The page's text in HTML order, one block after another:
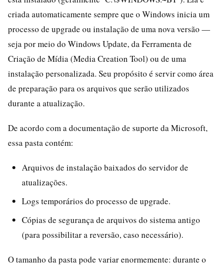
criada automaticamente sempre que o Windows inicia um
processo de upgrade ou instalação de uma nova versão —
seja por meio do Windows Update, da Ferramenta de
Criação de Mídia (Media Creation Tool) ou de uma
instalação personalizada. Seu propósito é servir como área
de preparação para os arquivos que serão utilizados
durante a atualização.
De acordo com a documentação de suporte da Microsoft,
essa pasta contém:
Arquivos de instalação baixados do servidor de
atualizações.
Logs temporários do processo de upgrade.
Cópias de segurança de arquivos do sistema antigo
(para possibilitar a reversão, caso necessário).
O tamanho da pasta pode variar enormemente: durante o